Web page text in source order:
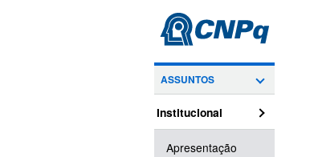
ASSUNTOS
Institucional
Apresentação